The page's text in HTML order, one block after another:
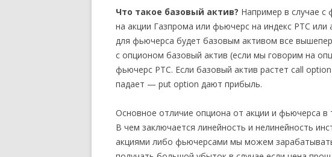
Что такое базовый актив? Например в случае
на акции Газпрома или фьючерс на индекс РТС
для фьючерса будет базовым активом все
с опционом базовый актив (если мы говорим на
фьючерс РТС. Если базовый актив растет call option
падает — put option дают прибыль.
Основное отличие опциона от акции и фьючерса в
В чем заключается линейность и нелинейность
акциями либо фьючерсами мы можем